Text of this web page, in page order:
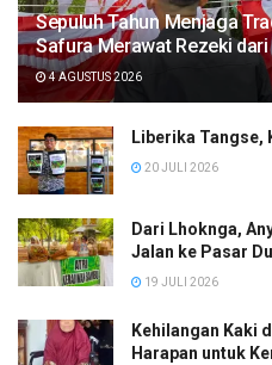
Sepuluh Tahun Menjaga
Safura Merawat Rezeki
4 AGUSTUS 2026
Liberika Tangse,
20 JULI 2026
Dari Lhoknga,
Jalan ke Pasar
19 JULI 2026
Kehilangan Kaki
Harapan untuk